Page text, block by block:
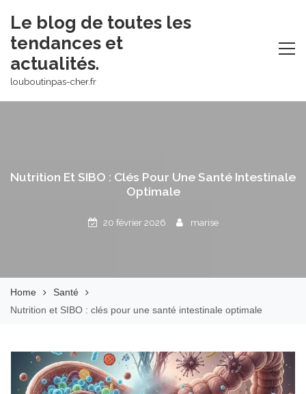
content
Le blog de toutes les
tendances et
actualités.
louboutinpas-cher.fr
Nutrition Et SIBO : Clés Pour Une Santé Intestinale
Optimale
20 février 2026 marise
Home
Santé
Nutrition et SIBO : clés pour une santé intestinale optimale